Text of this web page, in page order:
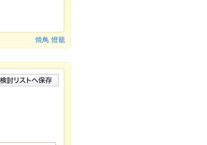
焼鳥 燈籠